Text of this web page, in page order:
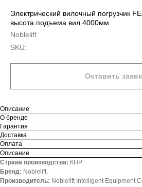
Электрический вилочный погрузчик
высота подъема вил 4000мм
Noblelift
SKU:
Оставить
Описание
О бренде
Гарантия
Доставка
Оплата
Описание
Страна производства: КНР.
Бренд: Noblelift.
Производитель: Noblelift Intelligent Equipment